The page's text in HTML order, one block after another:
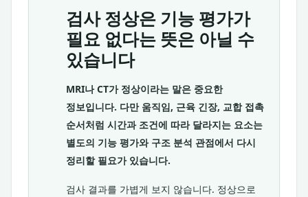
검사 정상은 기능 평가가
필요 없다는 뜻은 아닐 수
있습니다
MRI나 CT가 정상이라는 말은 중요한
정보입니다. 다만 움직임, 근육 긴장, 교합 접촉
순서처럼 시간과 조건에 따라 달라지는 요소는
별도의 기능 평가와 구조 분석 관점에서 다시
정리할 필요가 있습니다.
검사 결과를 가볍게 보지 않습니다. 정상으로